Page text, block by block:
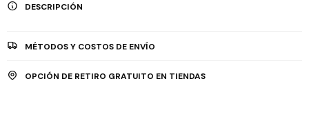
DESCRIPCIÓN
MÉTODOS Y COSTOS DE ENVÍO
OPCIÓN DE RETIRO GRATUITO EN TIENDAS